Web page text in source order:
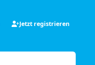
Jetzt registrieren